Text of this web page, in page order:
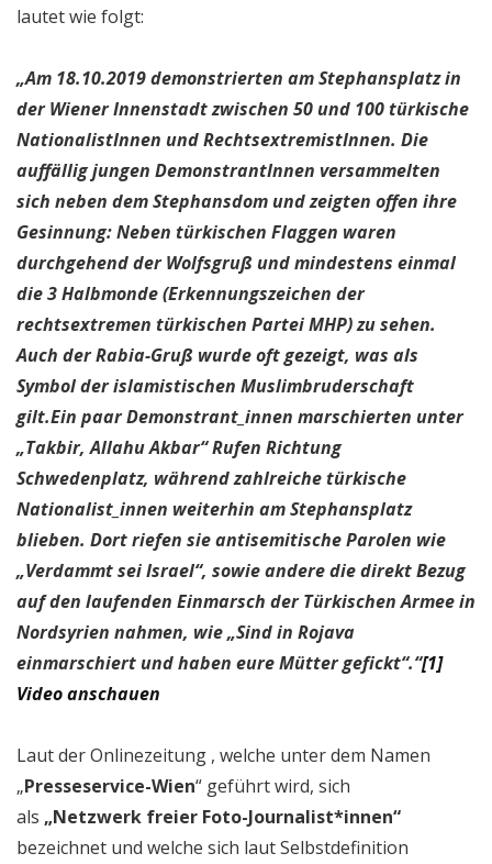
lautet wie folgt:
„Am 18.10.2019 demonstrierten am Stephansplatz in
der Wiener Innenstadt zwischen 50 und 100 türkische
NationalistInnen und RechtsextremistInnen. Die
auffällig jungen DemonstrantInnen versammelten
sich neben dem Stephansdom und zeigten offen ihre
Gesinnung: Neben türkischen Flaggen waren
durchgehend der Wolfsgruß und mindestens einmal
die 3 Halbmonde (Erkennungszeichen der
rechtsextremen türkischen Partei MHP) zu sehen.
Auch der Rabia-Gruß wurde oft gezeigt, was als
Symbol der islamistischen Muslimbruderschaft
gilt.Ein paar Demonstrant_innen marschierten unter
„Takbir, Allahu Akbar“ Rufen Richtung
Schwedenplatz, während zahlreiche türkische
Nationalist_innen weiterhin am Stephansplatz
blieben. Dort riefen sie antisemitische Parolen wie
„Verdammt sei Israel“, sowie andere die direkt Bezug
auf den laufenden Einmarsch der Türkischen Armee in
Nordsyrien nahmen, wie „Sind in Rojava
einmarschiert und haben eure Mütter gefickt“.“[1]
Video anschauen
Laut der Onlinezeitung , welche unter dem Namen
„Presseservice-Wien“ geführt wird, sich
als „Netzwerk freier Foto-Journalist*innen“
bezeichnet und welche sich laut Selbstdefinition